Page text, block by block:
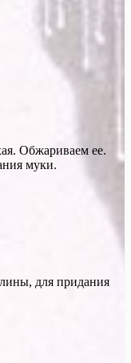
Обжариваем ее.
муки.
для придания